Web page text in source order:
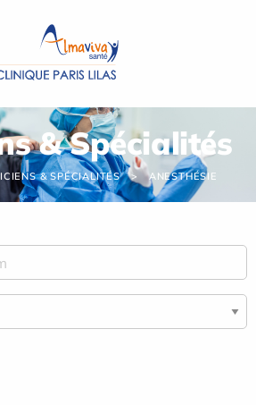
& Spécialités
& SPÉCIALITÉS ANESTHÉSIE